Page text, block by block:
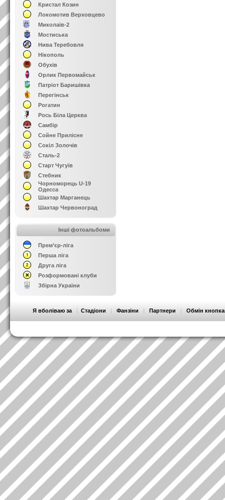
Кристал Козин
Локомотив Верховцево
Миколаїв-2
Мостиська
Нива Теребовля
Нікополь
Обухів
Орлик Первомайськ
Патріот Баришівка
Перегінськ
Рогатин
Рось Біла Церква
Самбір
Сойне Прилісне
Сокіл Золочів
Сталь-2
Старт Чугуїв
Стебник
Чорноморець U-19
Одесса
Шахтар Марганець
Шахтар Червоноград
Інші фотоальбоми
Прем’єр-ліга
Перша ліга
Друга ліга
Розформовані клуби
Збірна України
Я вболіваю за | Стадіони | Фанзіни | Партнери | Обмін